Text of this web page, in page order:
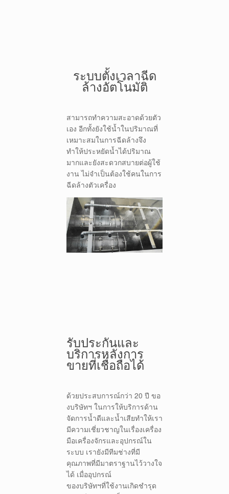
ระบบตั้งเวลาฉีด
ล้างอัตโนมัติ
สามารถทำความสะอาดด้วยตัว
เอง อีกทั้งยังใช้น้ำในปริมาณที่
เหมาะสมในการฉีดล้างจึง
ทำให้ประหยัดน้ำได้ปริมาณ
มากและยังสะดวกสบายต่อผู้ใช้
งาน ไม่จำเป็นต้องใช้คนในการ
ฉีดล้างตัวเครื่อง
รับประกันและ
บริการหลังการ
ขายที่เชื่อถือได้
ด้วยประสบการณ์กว่า 20 ปี ขอ
งบริษัทฯ ในการให้บริการด้าน
จัดการน้ำดีและน้ำเสียทำให้เรา
มีความเชี่ยวชาญในเรื่องเครื่อง
มือเครื่องจักรและอุปกรณ์ใน
ระบบ เรายังมีทีมช่างที่มี
คุณภาพที่มีมาตราฐานไว้วางใจ
ได้ เมื่ออุปกรณ์
ของบริษัทฯที่ใช้งานเกิดชำรุด